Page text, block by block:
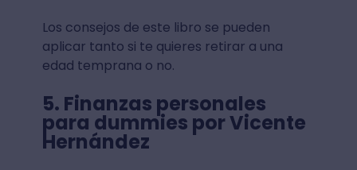
Los consejos de este libro se pueden
aplicar tanto si te quieres retirar a una
edad temprana o no.
5. Finanzas personales
para dummies por Vicente
Hernández